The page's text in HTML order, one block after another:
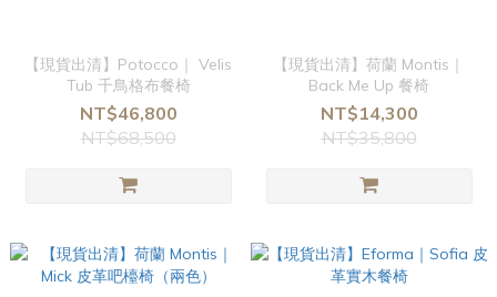
【現貨出清】Potocco｜ Velis
Tub 千鳥格布餐椅
NT$46,800
NT$68,500
【現貨出清】荷蘭 Montis｜
Back Me Up 餐椅
NT$14,300
NT$35,800